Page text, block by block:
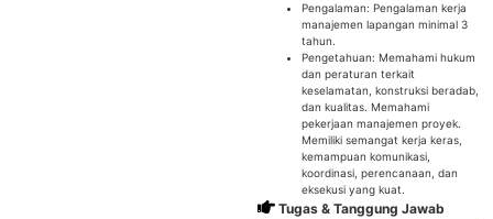
Pengalaman: Pengalaman kerja
manajemen lapangan minimal 3
tahun.
Pengetahuan: Memahami hukum
dan peraturan terkait
keselamatan, konstruksi beradab,
dan kualitas. Memahami
pekerjaan manajemen proyek.
Memiliki semangat kerja keras,
kemampuan komunikasi,
koordinasi, perencanaan, dan
eksekusi yang kuat.
Tugas & Tanggung Jawab